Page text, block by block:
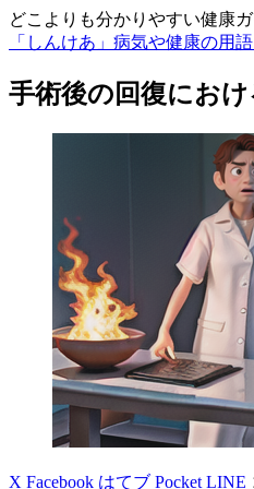
どこよりも分かりやすい健康
「しんけあ」病気や健康の用
手術後の回復にお
X Facebook はてブ Pocket LINE